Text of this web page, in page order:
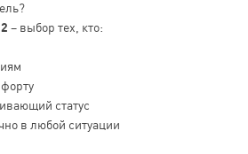
– выбор тех, кто:
статус
в любой ситуации